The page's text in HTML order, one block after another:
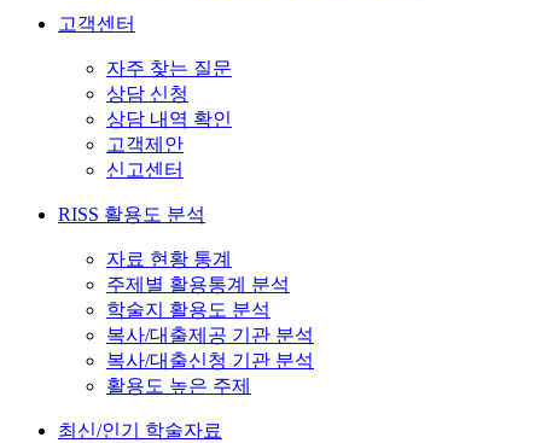
고객센터
자주 찾는 질문
상담 신청
상담 내역 확인
고객제안
신고센터
RISS 활용도 분석
자료 현황 통계
주제별 활용통계 분석
학술지 활용도 분석
복사/대출제공 기관 분석
복사/대출신청 기관 분석
활용도 높은 주제
최신/인기 학술자료